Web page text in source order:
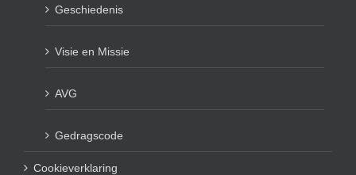
Geschiedenis
Visie en Missie
AVG
Gedragscode
Cookieverklaring